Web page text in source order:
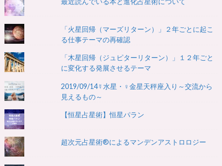
「火星回帰（マーズリターン）」２年ごとに起こ
る仕事テーマの再確認
「木星回帰（ジュピターリターン）」１２年ごと
に変化する発展させるテーマ
2019/09/14☿水星・♀金星天秤座入り～交流から
見えるもの～
【恒星占星術】恒星パラン
超次元占星術®によるマンデンアストロロジー